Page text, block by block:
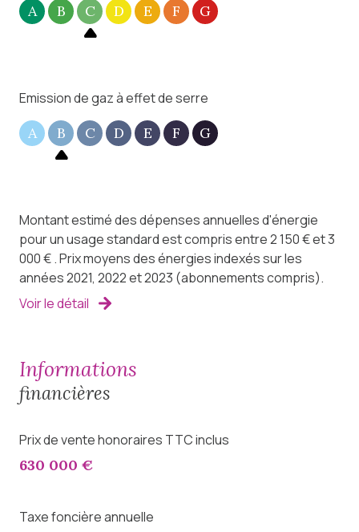
vous pourrez bénéficier des journées en toute
quiétude.
Comptez 2 136 € au titre de la taxe foncière.
consultant notre site internet Charlotte Lichon
Immobilier.
A B C D E F G
Emission de gaz à effet de serre
A B C D E F G
Montant estimé des dépenses annuelles d'énergie
pour un usage standard est compris entre 2 150 € et 3
000 € . Prix moyens des énergies indexés sur les
années 2021, 2022 et 2023 (abonnements compris).
Voir le détail
informations
financières
Prix de vente honoraires TTC inclus
630 000 €
Taxe foncière annuelle